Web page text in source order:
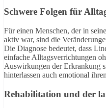
Schwere Folgen für
Für einen Menschen, der in
aktiv war, sind die
Die Diagnose bedeutet, dass
einfache Alltagsverrichtungen
Auswirkungen der Erkrankung
hinterlassen auch emotional
Rehabilitation und der